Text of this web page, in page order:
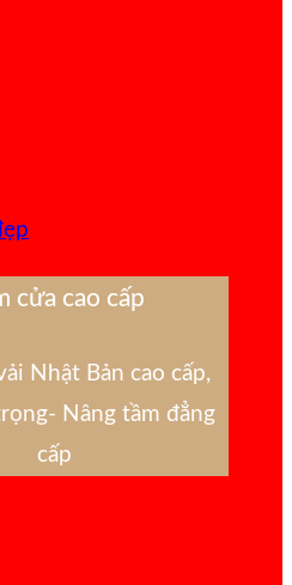
cửa cao cấp
Nhật Bản cao cấp,
Nâng tầm đẳng
cấp